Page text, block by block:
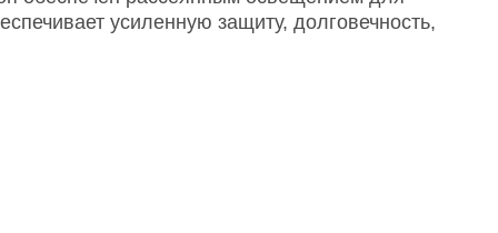
усиленную защиту, долговечность,